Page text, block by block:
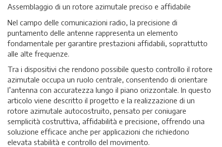
Assemblaggio di un rotore azimutale preciso e affidabile
Nel campo delle comunicazioni radio, la precisione di
puntamento delle antenne rappresenta un elemento
fondamentale per garantire prestazioni affidabili, soprattutto
alle alte frequenze.
Tra i dispositivi che rendono possibile questo controllo il rotore
azimutale occupa un ruolo centrale, consentendo di orientare
l’antenna con accuratezza lungo il piano orizzontale. In questo
articolo viene descritto il progetto e la realizzazione di un
rotore azimutale autocostruito, pensato per coniugare
semplicità costruttiva, affidabilità e precisione, offrendo una
soluzione efficace anche per applicazioni che richiedono
elevata stabilità e controllo del movimento.